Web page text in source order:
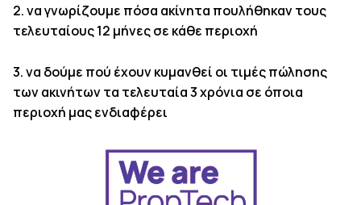
2. να γνωρίζουμε πόσα ακίνητα πουλήθηκαν τους
τελευταίους 12 μήνες σε κάθε περιοχή
3. να δούμε πού έχουν κυμανθεί οι τιμές πώλησης
των ακινήτων τα τελευταία 3 χρόνια σε όποια
περιοχή μας ενδιαφέρει